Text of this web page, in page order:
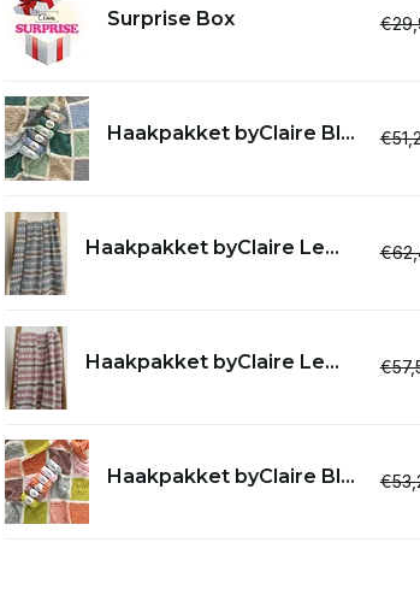
Surprise Box
Haakpakket byClaire Bl...
Haakpakket byClaire Le...
Haakpakket byClaire Le...
Haakpakket byClaire Bl...